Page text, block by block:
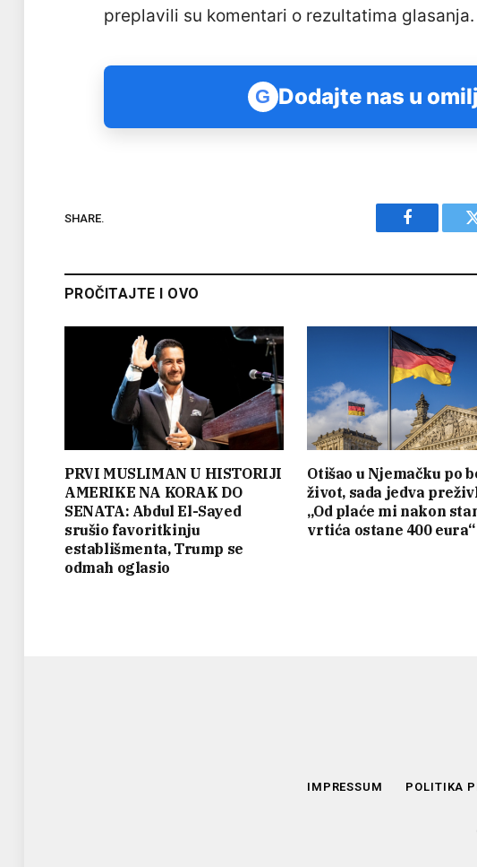
preplavili su komentari o rezultatima glasanja.
G Dodajte nas u
SHARE.
Facebook
PROČITAJTE I OVO
PRVI MUSLIMAN U HISTORIJI
AMERIKE NA KORAK DO
SENATA: Abdul El-Sayed
srušio favoritkinju
establišmenta, Trump se
odmah oglasio
Otišao u Njemačku po
život, sada jedva
„Od plaće mi nakon
vrtića ostane 400 eura“
IMPRESSUM POLITIKA